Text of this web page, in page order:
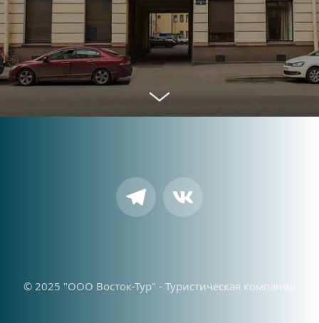
© 2025 "ООО Восток-Тур" - Туристическая компания